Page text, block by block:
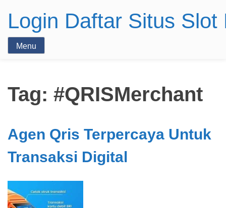
Login Daftar Situs Slot
Menu
Tag: #QRISMerchant
Agen Qris Terpercaya Untuk
Transaksi Digital